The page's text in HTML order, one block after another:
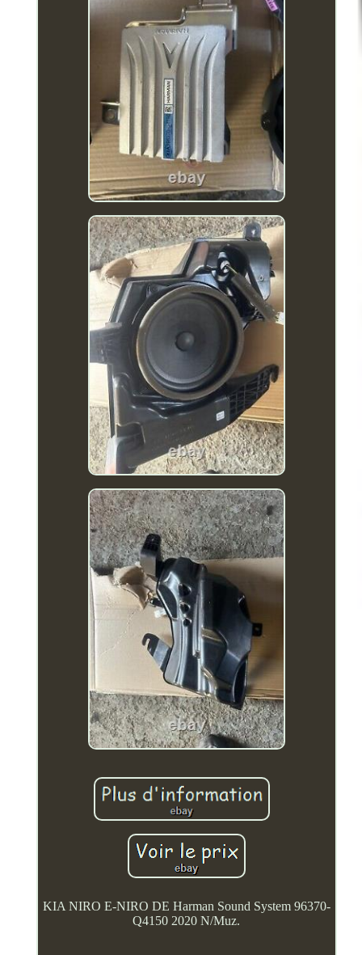
KIA NIRO E-NIRO DE Harman Sound System 96370-
Q4150 2020 N/Muz.